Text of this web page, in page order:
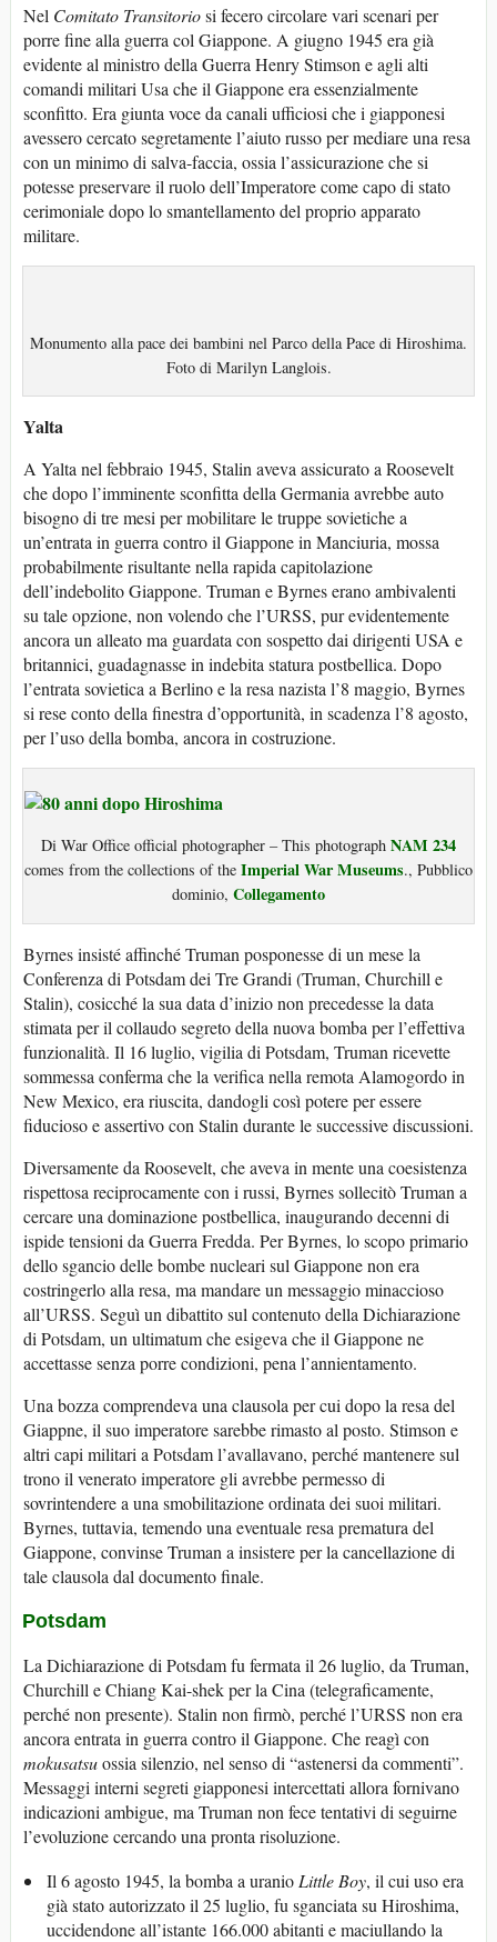
Nel Comitato Transitoriosi fecero circolare vari scenari per
porre fine alla guerra col Giappone. A giugno 1945 era già
evidente al ministro della Guerra Henry Stimson e agli alti
comandi militari Usa che il Giappone era essenzialmente
sconfitto. Era giunta voce da canali ufficiosi che i giapponesi
avessero cercato segretamente l’aiuto russo per mediare una resa
con un minimo di salva-faccia, ossia l’assicurazione che si
potesse preservare il ruolo dell’Imperatore come capo di stato
cerimoniale dopo lo smantellamento del proprio apparato
militare.
Monumento alla pace dei bambini nel Parco della Pace di Hiroshima.
Foto di Marilyn Langlois.
Yalta
A Yalta nel febbraio 1945, Stalin aveva assicurato a Roosevelt
che dopo l’imminente sconfitta della Germania avrebbe auto
bisogno di tre mesi per mobilitare le truppe sovietiche a
un’entrata in guerra contro il Giappone in Manciuria, mossa
probabilmente risultante nella rapida capitolazione
dell’indebolito Giappone. Truman e Byrnes erano ambivalenti
su tale opzione, non volendo che l’URSS, pur evidentemente
ancora un alleato ma guardata con sospetto dai dirigenti USA e
britannici, guadagnasse in indebita statura postbellica. Dopo
l’entrata sovietica a Berlino e la resa nazista l’8 maggio, Byrnes
si rese conto della finestra d’opportunità, in scadenza l’8 agosto,
per l’uso della bomba, ancora in costruzione.
Di War Office official photographer – This photograph NAM 234
comes from the collections of the Imperial War Museums., Pubblico
dominio, Collegamento
Byrnes insisté affinché Truman posponesse di un mese la
Conferenza di Potsdam dei Tre Grandi (Truman, Churchill e
Stalin), cosicché la sua data d’inizio non precedesse la data
stimata per il collaudo segreto della nuova bomba per l’effettiva
funzionalità. Il 16 luglio, vigilia di Potsdam, Truman ricevette
sommessa conferma che la verifica nella remota Alamogordo in
New Mexico, era riuscita, dandogli così potere per essere
fiducioso e assertivo con Stalin durante le successive discussioni.
Diversamente da Roosevelt, che aveva in mente una coesistenza
rispettosa reciprocamente con i russi, Byrnes sollecitò Truman a
cercare una dominazione postbellica, inaugurando decenni di
ispide tensioni da Guerra Fredda. Per Byrnes, lo scopo primario
dello sgancio delle bombe nucleari sul Giappone non era
costringerlo alla resa, ma mandare un messaggio minaccioso
all’URSS. Seguì un dibattito sul contenuto della Dichiarazione
di Potsdam, un ultimatum che esigeva che il Giappone ne
accettasse senza porre condizioni, pena l’annientamento.
Una bozza comprendeva una clausola per cui dopo la resa del
Giappne, il suo imperatore sarebbe rimasto al posto. Stimson e
altri capi militari a Potsdam l’avallavano, perché mantenere sul
trono il venerato imperatore gli avrebbe permesso di
sovrintendere a una smobilitazione ordinata dei suoi militari.
Byrnes, tuttavia, temendo una eventuale resa prematura del
Giappone, convinse Truman a insistere per la cancellazione di
tale clausola dal documento finale.
Potsdam
La Dichiarazione di Potsdam fu fermata il 26 luglio, da Truman,
Churchill e Chiang Kai-shek per la Cina (telegraficamente,
perché non presente). Stalin non firmò, perché l’URSS non era
ancora entrata in guerra contro il Giappone. Che reagì con
mokusatsuossia silenzio, nel senso di “astenersi da commenti”.
Messaggi interni segreti giapponesi intercettati allora fornivano
indicazioni ambigue, ma Truman non fece tentativi di seguirne
l’evoluzione cercando una pronta risoluzione.
Il 6 agosto 1945, la bomba a uranio Little Boy, il cui uso era
già stato autorizzato il 25 luglio, fu sganciata su Hiroshima,
uccidendone all’istante 166.000 abitanti e maciullando la